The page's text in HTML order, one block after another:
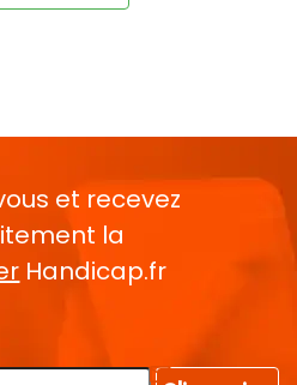
et recevez
la
Handicap.fr